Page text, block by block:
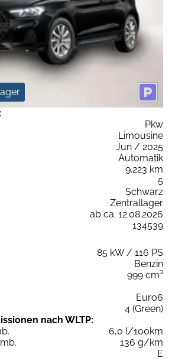
Pkw
Limousine
Jun / 2025
Automatik
9.223 km
5
Schwarz
Zentrallager
ab ca. 12.08.2026
134539
85 kW / 116 PS
Benzin
999 cm³
Euro6
4 (Green)
nach WLTP:
6,0 l/100km
136 g/km
E